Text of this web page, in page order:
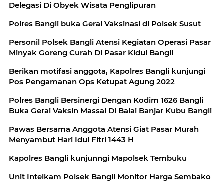
Delegasi Di Obyek Wisata Penglipuran
Polres Bangli buka Gerai Vaksinasi di Polsek Susut
Personil Polsek Bangli Atensi Kegiatan Operasi Pasar
Minyak Goreng Curah Di Pasar Kidul Bangli
Berikan motifasi anggota, Kapolres Bangli kunjungi
Pos Pengamanan Ops Ketupat Agung 2022
Polres Bangli Bersinergi Dengan Kodim 1626 Bangli
Buka Gerai Vaksin Massal Di Balai Banjar Kubu Bangli
Pawas Bersama Anggota Atensi Giat Pasar Murah
Menyambut Hari Idul Fitri 1443 H
Kapolres Bangli kunjunngi Mapolsek Tembuku
Unit Intelkam Polsek Bangli Monitor Harga Sembako